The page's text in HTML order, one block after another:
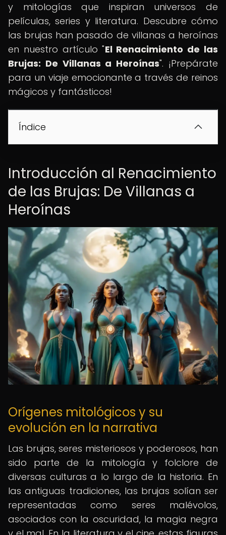
y mitologías que inspiran universos de
películas, series y literatura. Descubre cómo
las brujas han pasado de villanas a heroínas
en nuestro artículo "El Renacimiento de las
Brujas: De Villanas a Heroínas". ¡Prepárate
para un viaje emocionante a través de reinos
mágicos y fantásticos!
Índice
Introducción al Renacimiento
de las Brujas: De Villanas a
Heroínas
Orígenes mitológicos y su
evolución en la narrativa
Las brujas, seres misteriosos y poderosos, han
sido parte de la mitología y folclore de
diversas culturas a lo largo de la historia. En
las antiguas tradiciones, las brujas solían ser
representadas como seres malévolos,
asociados con la oscuridad, la magia negra